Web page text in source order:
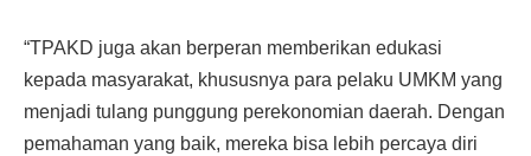
“TPAKD juga akan berperan memberikan edukasi
kepada masyarakat, khususnya para pelaku UMKM yang
menjadi tulang punggung perekonomian daerah. Dengan
pemahaman yang baik, mereka bisa lebih percaya diri